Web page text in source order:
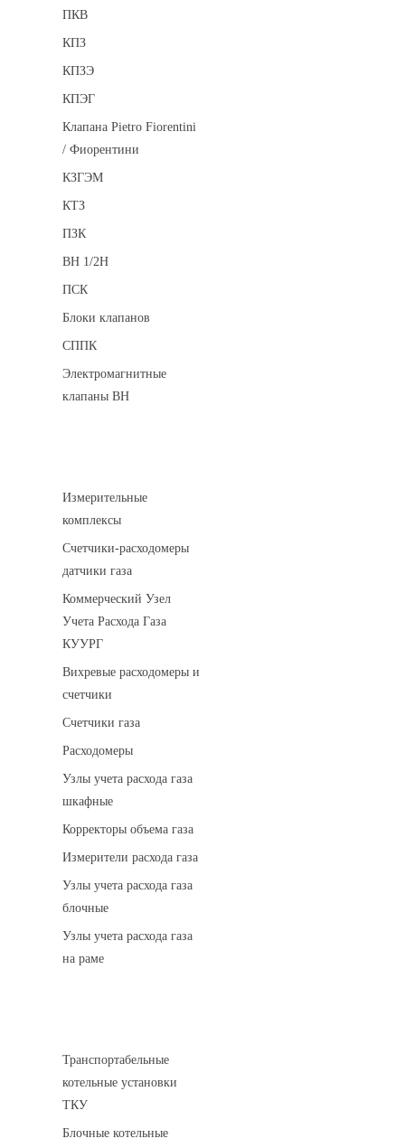
ПКВ
КПЗ
КПЗЭ
КПЭГ
Клапана Pietro Fiorentini
/ Фиорентини
КЗГЭМ
КТЗ
ПЗК
ВН 1/2Н
ПСК
Блоки клапанов
СППК
Электромагнитные
клапаны ВН
Измерительные
комплексы
Счетчики-расходомеры
датчики газа
Коммерческий Узел
Учета Расхода Газа
КУУРГ
Вихревые расходомеры и
счетчики
Счетчики газа
Расходомеры
Узлы учета расхода газа
шкафные
Корректоры объема газа
Измерители расхода газа
Узлы учета расхода газа
блочные
Узлы учета расхода газа
на раме
Транспортабельные
котельные установки
ТКУ
Блочные котельные